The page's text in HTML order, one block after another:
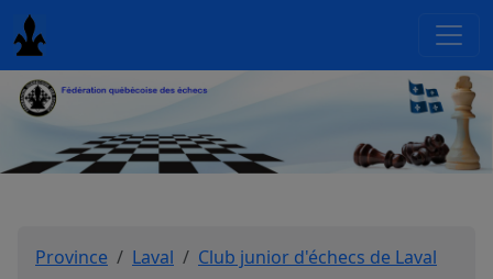
Province Laval Club junior d'échecs de Laval